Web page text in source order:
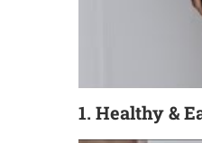
1. Healthy &